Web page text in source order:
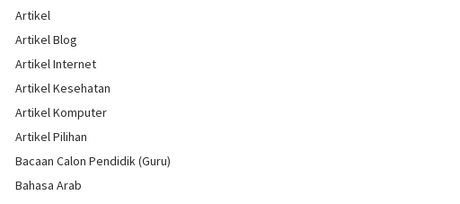
Artikel
Artikel Blog
Artikel Internet
Artikel Kesehatan
Artikel Komputer
Artikel Pilihan
Bacaan Calon Pendidik (Guru)
Bahasa Arab